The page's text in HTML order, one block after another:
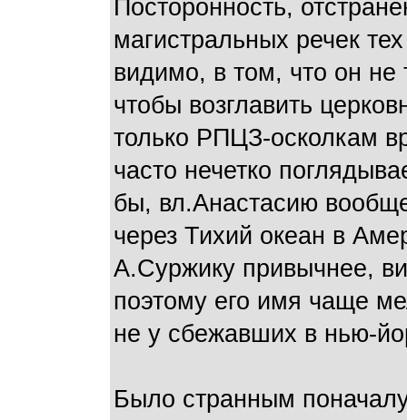
Посторонность,
магистральных речек
видимо, в том, что он не
чтобы возглавить
только РПЦЗ-осколкам
часто нечетко
бы, вл.Анастасию
через Тихий океан в
А.Суржику привычнее,
поэтому его имя чаще
не у сбежавших в нью-
Было странным